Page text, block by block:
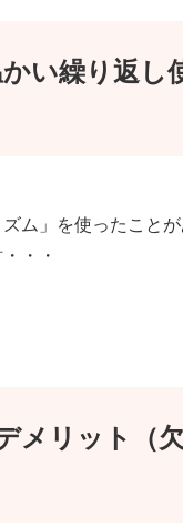
い繰り返し
ム」を使ったこと
・・
メリット（